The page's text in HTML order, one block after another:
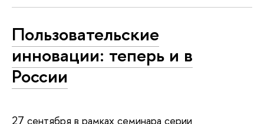
Пользовательские
инновации: теперь и в
России
27 сентября в рамках семинара серии